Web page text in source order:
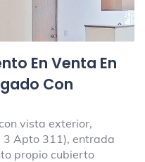
En Venta En
Con
vista exterior,
3 Apto 311), entrada
propio cubierto